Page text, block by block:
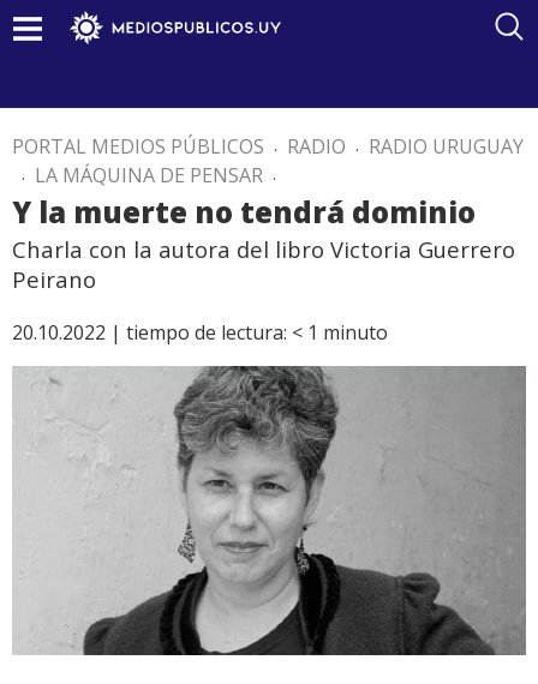
PORTAL MEDIOS PÚBLICOS . RADIO . RADIO URUGUAY
. LA MÁQUINA DE PENSAR .
Y la muerte no tendrá dominio
Charla con la autora del libro Victoria Guerrero
Peirano
20.10.2022 | tiempo de lectura: < 1 minuto